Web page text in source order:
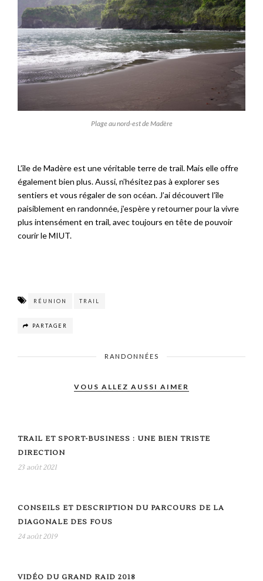
Plage au nord-est de Madère
L’île de Madère est une véritable terre de trail. Mais elle offre
également bien plus. Aussi, n’hésitez pas à explorer ses
sentiers et vous régaler de son océan. J’ai découvert l’île
paisiblement en randonnée, j’espère y retourner pour la vivre
plus intensément en trail, avec toujours en tête de pouvoir
courir le MIUT.
RÉUNION TRAIL
PARTAGER
RANDONNÉES
VOUS ALLEZ AUSSI AIMER
TRAIL ET SPORT-BUSINESS : UNE BIEN TRISTE
DIRECTION
23 août 2021
CONSEILS ET DESCRIPTION DU PARCOURS DE LA
DIAGONALE DES FOUS
24 août 2019
VIDÉO DU GRAND RAID 2018